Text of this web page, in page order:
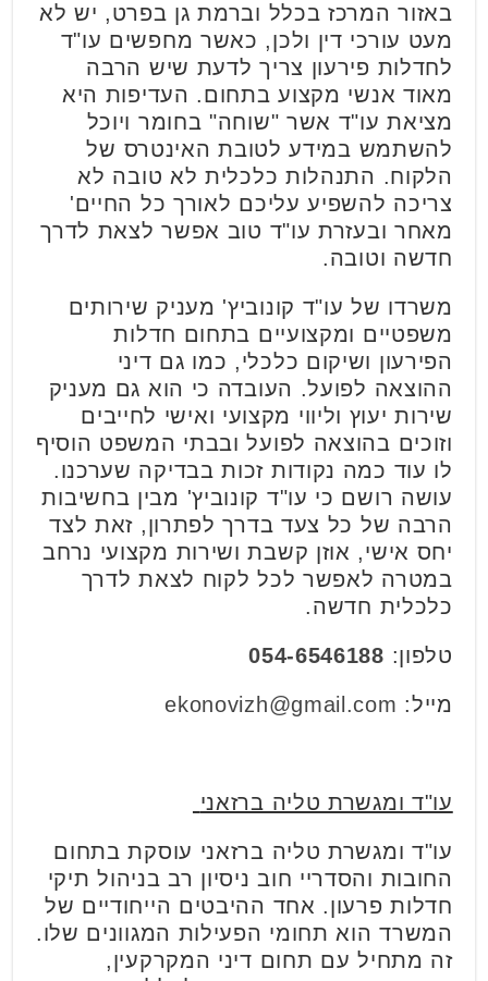
באזור המרכז בכלל וברמת גן בפרט, יש לא
מעט עורכי דין ולכן, כאשר מחפשים עו"ד
לחדלות פירעון צריך לדעת שיש הרבה
מאוד אנשי מקצוע בתחום. העדיפות היא
מציאת עו"ד אשר "שוחה" בחומר ויוכל
להשתמש במידע לטובת האינטרס של
הלקוח. התנהלות כלכלית לא טובה לא
צריכה להשפיע עליכם לאורך כל החיים'
מאחר ובעזרת עו"ד טוב אפשר לצאת לדרך
חדשה וטובה.
משרדו של עו"ד קונוביץ' מעניק שירותים
משפטיים ומקצועיים בתחום חדלות
הפירעון ושיקום כלכלי, כמו גם דיני
ההוצאה לפועל. העובדה כי הוא גם מעניק
שירות יעוץ וליווי מקצועי ואישי לחייבים
וזוכים בהוצאה לפועל ובבתי המשפט הוסיף
לו עוד כמה נקודות זכות בבדיקה שערכנו.
עושה רושם כי עו"ד קונוביץ' מבין בחשיבות
הרבה של כל צעד בדרך לפתרון, זאת לצד
יחס אישי, אוזן קשבת ושירות מקצועי נרחב
במטרה לאפשר לכל לקוח לצאת לדרך
כלכלית חדשה.
טלפון: 054-6546188
מייל: ekonovizh@gmail.com
עו"ד ומגשרת טליה ברזאני
עו"ד ומגשרת טליה ברזאני עוסקת בתחום
החובות והסדריי חוב ניסיון רב בניהול תיקי
חדלות פרעון. אחד ההיבטים הייחודיים של
המשרד הוא תחומי הפעילות המגוונים שלו.
זה מתחיל עם תחום דיני המקרקעין,